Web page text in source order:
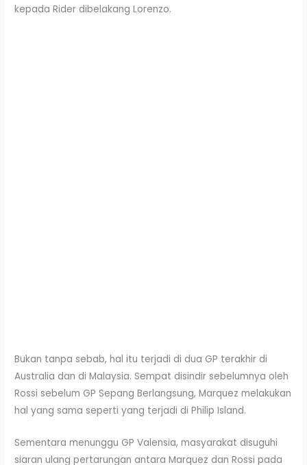
kepada Rider dibelakang Lorenzo.
Bukan tanpa sebab, hal itu terjadi di dua GP terakhir di
Australia dan di Malaysia. Sempat disindir sebelumnya oleh
Rossi sebelum GP Sepang Berlangsung, Marquez melakukan
hal yang sama seperti yang terjadi di Philip Island.
Sementara menunggu GP Valensia, masyarakat disuguhi
siaran ulang pertarungan antara Marquez dan Rossi pada